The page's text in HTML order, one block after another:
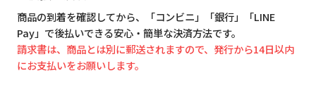
商品の到着を確認してから、「コンビニ」「銀行」「LINE
Pay」で後払いできる安心・簡単な決済方法です。
請求書は、商品とは別に郵送されますので、発行から14日以内
にお支払いをお願いします。